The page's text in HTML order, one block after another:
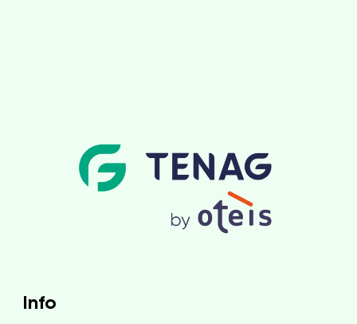
Info